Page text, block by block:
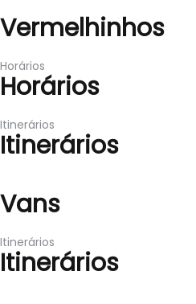
Vermelhinhos
Horários
Horários
Itinerários
Itinerários
Vans
Itinerários
Itinerários